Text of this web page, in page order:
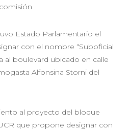
Estado Parlamentario el
con el nombre “Suboficial
al boulevard ubicado en calle
Alfonsina Storni del
al proyecto del bloque
que propone designar con